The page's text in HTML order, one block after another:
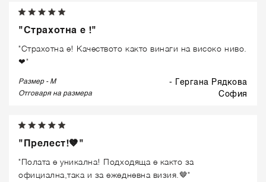
"Страхотна е !"
"Страхотна е! Качеството както винаги на високо ниво.
❤"
Размер - M - Гергана Рядкова
Отговаря на размера софия
"Прелест!🤎"
"Полата е уникална! Подходяща е както за
официална,така и за ежедневна визия.🤎"